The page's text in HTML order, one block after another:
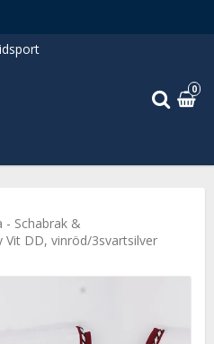
0
- Schabrak &
Vit DD, vinröd/3svartsilver